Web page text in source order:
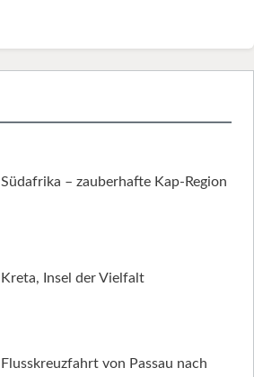
Südafrika – zauberhafte Kap-Region
Kreta, Insel der Vielfalt
Flusskreuzfahrt von Passau nach